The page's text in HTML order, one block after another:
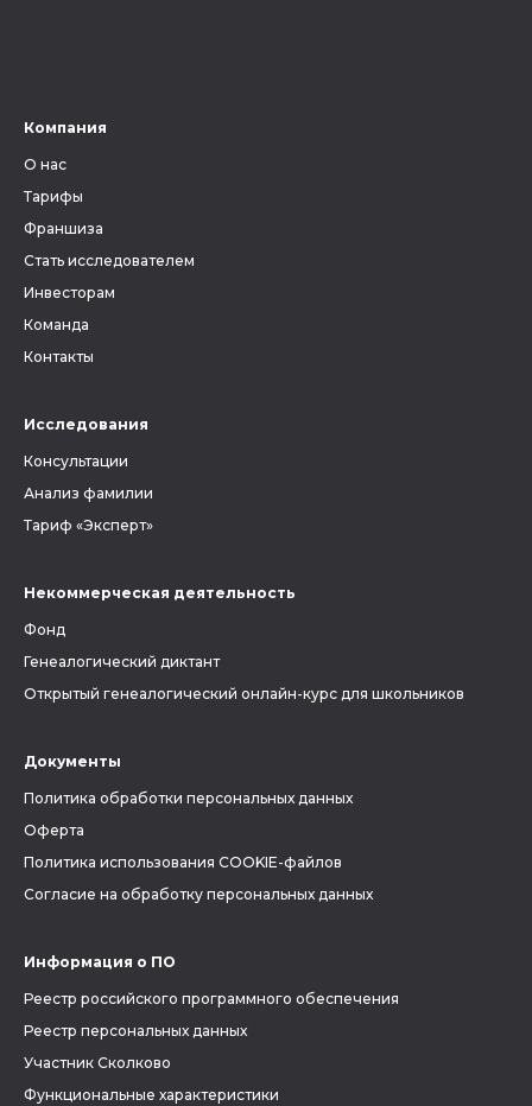
Компания
О нас
Тарифы
Франшиза
Стать исследователем
Инвесторам
Команда
Контакты
Исследования
Консультации
Анализ фамилии
Тариф «Эксперт»
Некоммерческая деятельность
Фонд
Генеалогический диктант
Открытый генеалогический онлайн-курс для школьников
Документы
Политика обработки персональных данных
Оферта
Политика использования COOKIE-файлов
Согласие на обработку персональных данных
Информация о ПО
Реестр российского программного обеспечения
Реестр персональных данных
Участник Сколково
Функциональные характеристики